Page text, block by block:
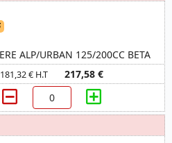
ALP/URBAN 125/200CC BETA
181,32 € H.T 217,58 €